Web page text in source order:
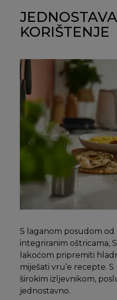
KORIŠTENJE
S laganom posudom
integriranim oštricama,
lakoćom pripremiti
miješati vru’e recepte.
širokim izljevnikom,
jednostavno.